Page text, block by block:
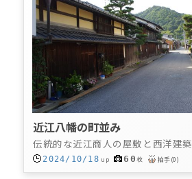
近江八幡の町並み
伝統的な近江商人の屋敷と西洋建築
2024/10/18 up 60枚 拍手(0)